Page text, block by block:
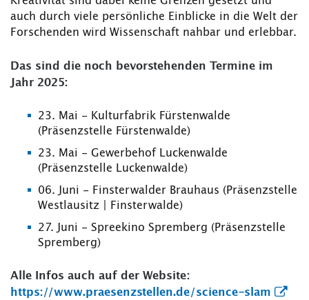
auch durch viele persönliche Einblicke in die Welt der
Forschenden wird Wissenschaft nahbar und erlebbar.
Das sind die noch bevorstehenden Termine im
Jahr 2025:
23. Mai - Kulturfabrik Fürstenwalde
(Präsenzstelle Fürstenwalde)
23. Mai - Gewerbehof Luckenwalde
(Präsenzstelle Luckenwalde)
06. Juni - Finsterwalder Brauhaus (Präsenzstelle
Westlausitz | Finsterwalde)
27. Juni - Spreekino Spremberg (Präsenzstelle
Spremberg)
Alle Infos auch auf der Website:
https://www.praesenzstellen.de/science-slam